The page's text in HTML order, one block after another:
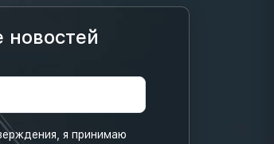
новостей
я принимаю